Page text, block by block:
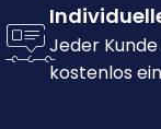
Jeder
kostenlos